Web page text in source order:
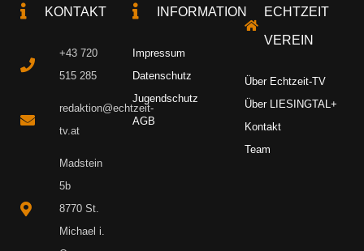
KONTAKT
+43 720
515 285
redaktion@echtzeit-
tv.at
Madstein
5b
8770 St.
Michael i.
INFORMATION
Impressum
Datenschutz
Jugendschutz
AGB
ECHTZEIT
VEREIN
Über Echtzeit-TV
Über LIESINGTAL+
Kontakt
Team